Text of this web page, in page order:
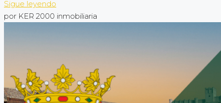
Sigue leyendo
por KER 2000 inmobiliaria